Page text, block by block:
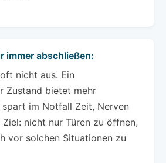
immer abschließen:
nicht aus. Ein
Zustand bietet mehr
im Notfall Zeit, Nerven
Ziel: nicht nur Türen zu öffnen,
vor solchen Situationen zu